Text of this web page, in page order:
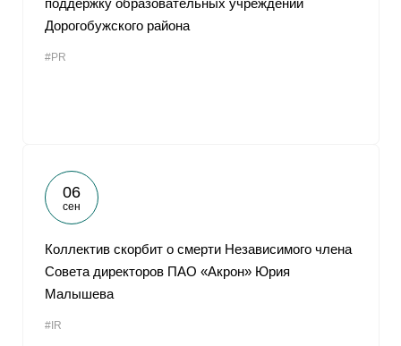
поддержку образовательных учреждений
Дорогобужского района
#PR
06
сен
Коллектив скорбит о смерти Независимого члена
Совета директоров ПАО «Акрон» Юрия
Малышева
#IR